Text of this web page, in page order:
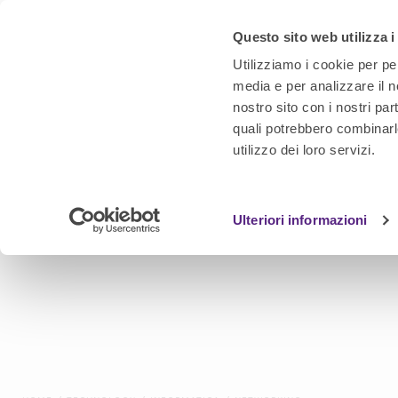
Questo sito web utilizza i
Utilizziamo i cookie per
media e per analizzare il
nostro sito con i nostri
quali potrebbero
utilizzo dei loro servizi.
Ulteriori informazioni